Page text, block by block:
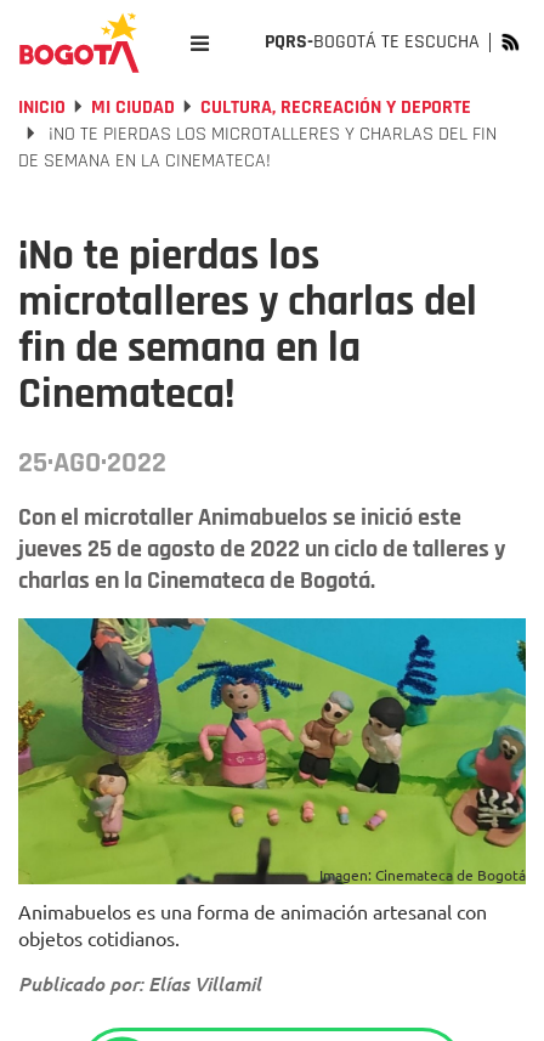
PQRS-BOGOTÁ TE ESCUCHA
INICIO MI CIUDAD
CULTURA, RECREACIÓN Y DEPORTE
¡NO TE PIERDAS LOS MICROTALLERES Y CHARLAS DEL FIN
DE SEMANA EN LA CINEMATECA!
¡No te pierdas los
microtalleres y charlas del
fin de semana en la
Cinemateca!
25·AGO·2022
Con el microtaller Animabuelos se inició este
jueves 25 de agosto de 2022 un ciclo de talleres y
charlas en la Cinemateca de Bogotá.
Imagen: Cinemateca de Bogotá
Animabuelos es una forma de animación artesanal con
objetos cotidianos.
Publicado por: Elías Villamil